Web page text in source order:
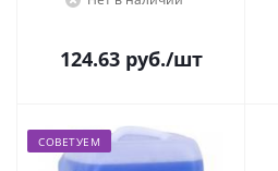
124.63руб./шт
СОВЕТУЕМ